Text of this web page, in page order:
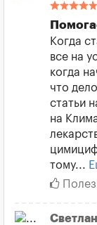
Когда
все на
когда
что
статьи
на
тому...